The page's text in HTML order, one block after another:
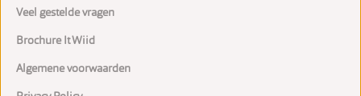
Veel gestelde vragen
Brochure It Wiid
Algemene voorwaarden